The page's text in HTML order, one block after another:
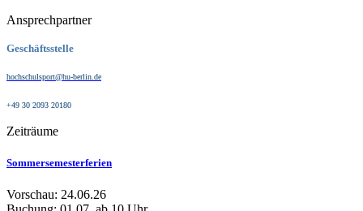
Ansprechpartner
Geschäftsstelle
hochschulsport@hu-berlin.de
+49 30 2093 20180
Zeiträume
Sommersemesterferien
Vorschau: 24.06.26